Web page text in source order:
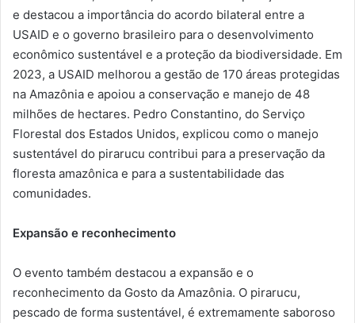
e destacou a importância do acordo bilateral entre a
USAID e o governo brasileiro para o desenvolvimento
econômico sustentável e a proteção da biodiversidade. Em
2023, a USAID melhorou a gestão de 170 áreas protegidas
na Amazônia e apoiou a conservação e manejo de 48
milhões de hectares. Pedro Constantino, do Serviço
Florestal dos Estados Unidos, explicou como o manejo
sustentável do pirarucu contribui para a preservação da
floresta amazônica e para a sustentabilidade das
comunidades.
Expansão e reconhecimento
O evento também destacou a expansão e o
reconhecimento da Gosto da Amazônia. O pirarucu,
pescado de forma sustentável, é extremamente saboroso